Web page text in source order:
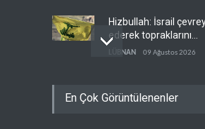
Hizbullah: İsrail
ederek topraklarını
genişletiyor
LÜBNAN 09 Ağustos 2026
Muhsin Rızai'ye yeni
En Çok Görüntülenenler